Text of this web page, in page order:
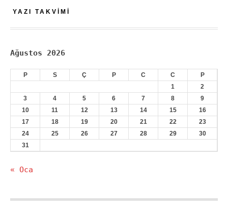
YAZI TAKVIMI
Ağustos 2026
P S Ç P C C
P
1
2
3
4 5 6 7 8
9
10
11 12 13 14 15
16
17
18 19 20 21 22
23
24
25 26 27 28 29
30
31
« Oca